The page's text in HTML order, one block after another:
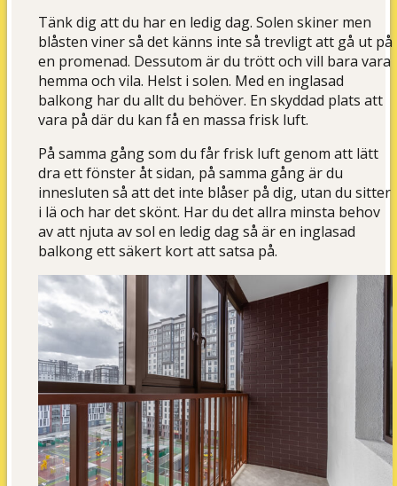
Tänk dig att du har en ledig dag. Solen skiner men
blåsten viner så det känns inte så trevligt att gå ut på
en promenad. Dessutom är du trött och vill bara vara
hemma och vila. Helst i solen. Med en inglasad
balkong har du allt du behöver. En skyddad plats att
vara på där du kan få en massa frisk luft.
På samma gång som du får frisk luft genom att lätt
dra ett fönster åt sidan, på samma gång är du
innesluten så att det inte blåser på dig, utan du sitter
i lä och har det skönt. Har du det allra minsta behov
av att njuta av sol en ledig dag så är en inglasad
balkong ett säkert kort att satsa på.